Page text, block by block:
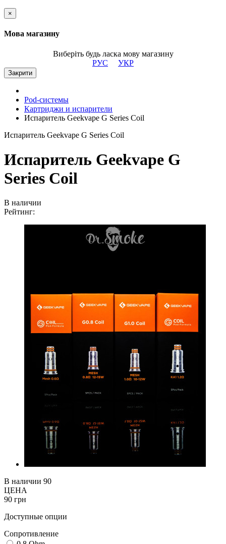
×
Мова магазину
Виберіть будь ласка мову магазину
РУС
УКР
Закрити
Pod-системы
Картриджи и испарители
Испаритель Geekvape G Series Coil
Испаритель Geekvape G Series Coil
Испаритель Geekvape G
Series Coil
В наличии
Рейтинг:
В наличии 90
ЦЕНА
90 грн
Доступные опции
Cопротивление